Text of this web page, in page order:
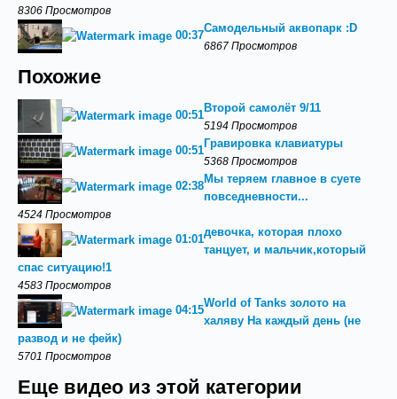
8306 Просмотров
00:37
Самодельный аквопарк :D
6867 Просмотров
Похожие
00:51
Второй самолёт 9/11
5194 Просмотров
00:51
Гравировка клавиатуры
5368 Просмотров
02:38
Мы теряем главное в суете
повседневности...
4524 Просмотров
01:01
девочка, которая плохо
танцует, и мальчик,который
спас ситуацию!1
4583 Просмотров
04:15
World of Tanks золото на
халяву На каждый день (не
развод и не фейк)
5701 Просмотров
Еще видео из этой категории